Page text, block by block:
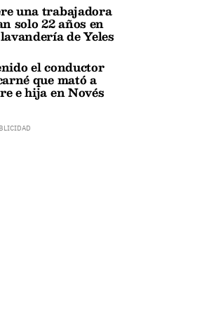
una trabajadora
solo 22 años en
de Yeles
el conductor
que mató a
e hija en Novés